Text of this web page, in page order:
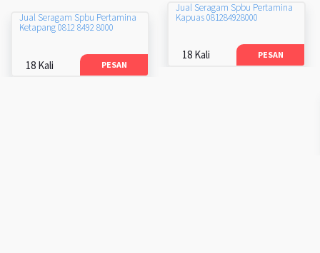
Jual Seragam Spbu Pertamina
Kapuas 081284928000
18 Kali PESAN
Jual Seragam Spbu Pertamina
Ketapang 0812 8492 8000
18 Kali PESAN